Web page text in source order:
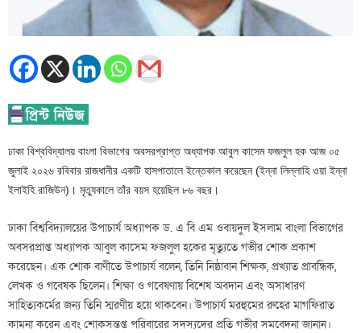
ঢাকা বিশ্ববিদ্যালয় বাংলা বিভাগের অবসরপ্রাপ্ত অধ্যাপক আবুল কাসেম ফজলুল হক আজ ০৫
জুলাই ২০২৬ রবিবার রাজধানীর একটি হাসপাতালে ইন্তেকাল করেছেন (ইন্না লিল্লাহি ওয়া ইন্না
ইলাইহি রাজিউন)। মৃত্যুকালে তাঁর বয়স হয়েছিল ৮৬ বছর।
ঢাকা বিশ্ববিদ্যালয়ের উপাচার্য অধ্যাপক ড. এ বি এম ওবায়দুল ইসলাম বাংলা বিভাগের
অবসরপ্রাপ্ত অধ্যাপক আবুল কাসেম ফজলুল হকের মৃত্যুতে গভীর শোক প্রকাশ
করেছেন। এক শোক বাণীতে উপাচার্য বলেন, তিনি নিষ্ঠাবান শিক্ষক, প্রখ্যাত প্রাবন্ধিক,
লেখক ও গবেষক ছিলেন। শিক্ষা ও গবেষণায় বিশেষ অবদান এবং অসাধারণ
সাহিত্যকর্মের জন্য তিনি স্মরণীয় হয়ে থাকবেন। উপাচার্য মরহুমের রুহের মাগফিরাত
কামনা করেন এবং শোকসন্তপ্ত পরিবারের সদস্যদের প্রতি গভীর সমবেদনা জানান।